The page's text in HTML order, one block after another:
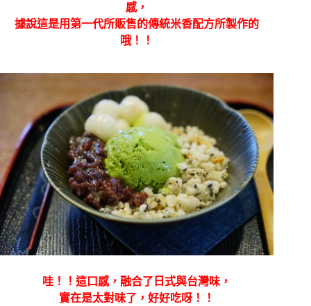
感，
據說這是用第一代所販售的傳統米香配方所製作的
哦！！
哇！！這口感，融合了日式與台灣味，
實在是太對味了，好好吃呀！！